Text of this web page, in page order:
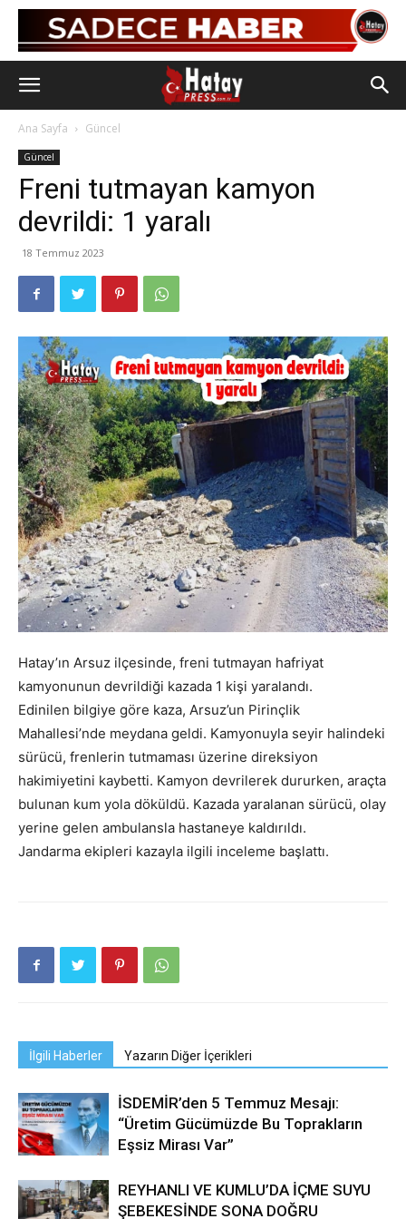
Ana Sayfa Güncel
Güncel
Freni tutmayan kamyon
devrildi: 1 yaralı
18 Temmuz 2023
Hatay’ın Arsuz ilçesinde, freni tutmayan hafriyat
kamyonunun devrildiği kazada 1 kişi yaralandı.
Edinilen bilgiye göre kaza, Arsuz’un Pirinçlik
Mahallesi’nde meydana geldi. Kamyonuyla seyir halindeki
sürücü, frenlerin tutmaması üzerine direksiyon
hakimiyetini kaybetti. Kamyon devrilerek dururken, araçta
bulunan kum yola döküldü. Kazada yaralanan sürücü, olay
yerine gelen ambulansla hastaneye kaldırıldı.
Jandarma ekipleri kazayla ilgili inceleme başlattı.
İlgili Haberler Yazarın Diğer İçerikleri
İSDEMİR’den 5 Temmuz Mesajı:
“Üretim Gücümüzde Bu Toprakların
Eşsiz Mirası Var”
REYHANLI VE KUMLU’DA İÇME SUYU
ŞEBEKESİNDE SONA DOĞRU